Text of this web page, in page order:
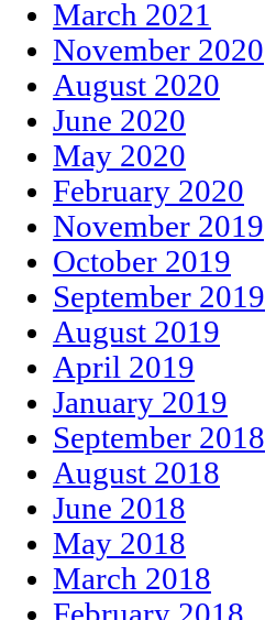
March 2021
November 2020
August 2020
June 2020
May 2020
February 2020
November 2019
October 2019
September 2019
August 2019
April 2019
January 2019
September 2018
August 2018
June 2018
May 2018
March 2018